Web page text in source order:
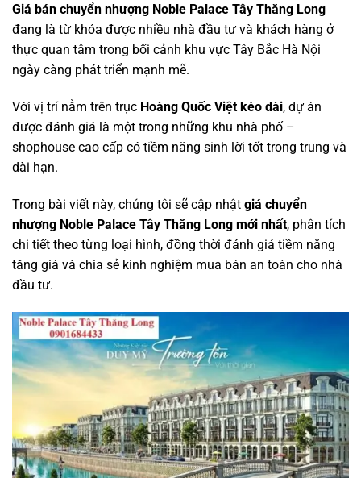
Giá bán chuyển nhượng Noble Palace Tây Thăng Long
đang là từ khóa được nhiều nhà đầu tư và khách hàng ở
thực quan tâm trong bối cảnh khu vực Tây Bắc Hà Nội
ngày càng phát triển mạnh mẽ.
Với vị trí nằm trên trục Hoàng Quốc Việt kéo dài, dự án
được đánh giá là một trong những khu nhà phố –
shophouse cao cấp có tiềm năng sinh lời tốt trong trung và
dài hạn.
Trong bài viết này, chúng tôi sẽ cập nhật giá chuyển
nhượng Noble Palace Tây Thăng Long mới nhất, phân tích
chi tiết theo từng loại hình, đồng thời đánh giá tiềm năng
tăng giá và chia sẻ kinh nghiệm mua bán an toàn cho nhà
đầu tư.